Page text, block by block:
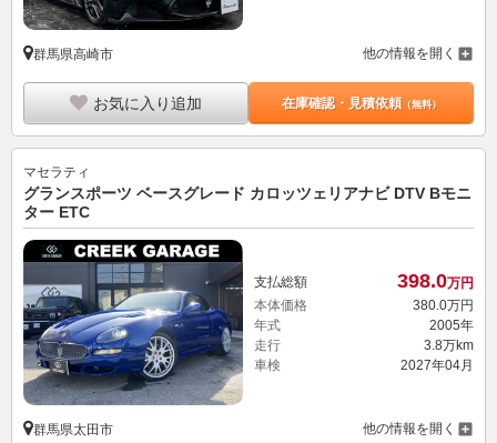
群馬県高崎市 他の情報を開く
お気に入り追加 在庫確認・見積依頼（無料）
マセラティ
グランスポーツ ベースグレード カロッツェリアナビ DTV Bモニ
ター ETC
支払総額 398.0万円
本体価格
380. 0万円
年式
2005年
走行
3.8万km
車検
2027年04月
群馬県太田市 他の情報を開く